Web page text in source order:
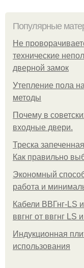
Популярные
Не
технические
дверной замок
Утепление пола
методы
Почему в
входные двери.
Треска
Как правильно
Экономный
работа и
Кабели ВВГнг-LS
ввгнг от ввгнг LS
Индукционная
использования